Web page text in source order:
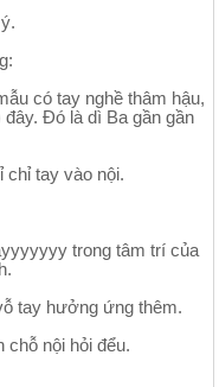
có tay nghề thâm hậu,
Đó là dì Ba gần gần
tay vào nội.
trong tâm trí của
tay hưởng ứng thêm.
chỗ nội hỏi đểu.